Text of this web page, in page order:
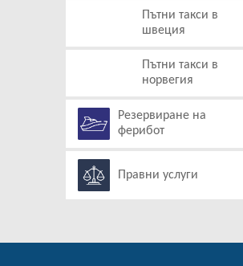
Пътни такси в
швеция
Пътни такси в
норвегия
Резервиране на
ферибот
Правни услуги